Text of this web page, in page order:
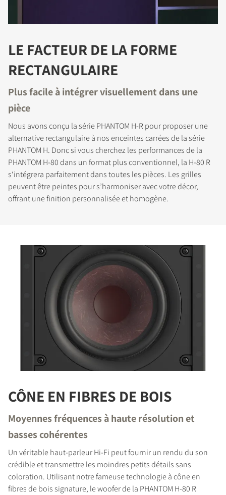
LE FACTEUR DE LA FORME
RECTANGULAIRE
Plus facile à intégrer visuellement dans une
pièce
Nous avons conçu la série PHANTOM H-R pour proposer une
alternative rectangulaire à nos enceintes carrées de la série
PHANTOM H. Donc si vous cherchez les performances de la
PHANTOM H-80 dans un format plus conventionnel, la H-80 R
s‘intégrera parfaitement dans toutes les pièces. Les grilles
peuvent être peintes pour s’harmoniser avec votre décor,
offrant une finition personnalisée et homogène.
CÔNE EN FIBRES DE BOIS
Moyennes fréquences à haute résolution et
basses cohérentes
Un véritable haut-parleur Hi-Fi peut fournir un rendu du son
crédible et transmettre les moindres petits détails sans
coloration. Utilisant notre fameuse technologie à cône en
fibres de bois signature, le woofer de la PHANTOM H-80 R